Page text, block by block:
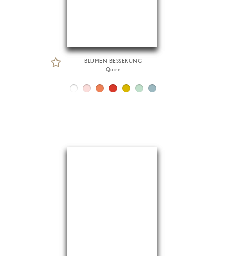
BLUMEN BESSERUNG
Quire